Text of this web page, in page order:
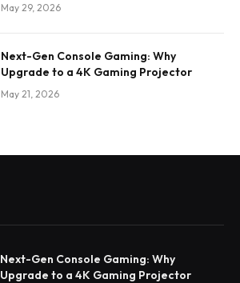
May 29, 2026
Next-Gen Console Gaming: Why
Upgrade to a 4K Gaming Projector
May 21, 2026
Next-Gen Console Gaming: Why
Upgrade to a 4K Gaming Projector